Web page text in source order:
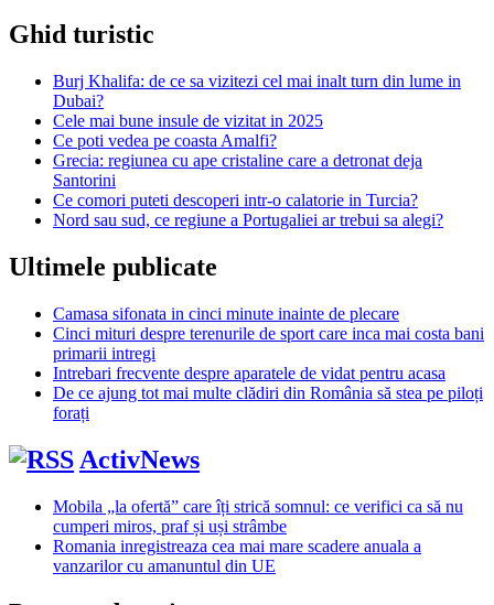
Ghid turistic
Burj Khalifa: de ce sa vizitezi cel mai inalt turn din lume in
Dubai?
Cele mai bune insule de vizitat in 2025
Ce poti vedea pe coasta Amalfi?
Grecia: regiunea cu ape cristaline care a detronat deja
Santorini
Ce comori puteti descoperi intr-o calatorie in Turcia?
Nord sau sud, ce regiune a Portugaliei ar trebui sa alegi?
Ultimele publicate
Camasa sifonata in cinci minute inainte de plecare
Cinci mituri despre terenurile de sport care inca mai costa bani
primarii intregi
Intrebari frecvente despre aparatele de vidat pentru acasa
De ce ajung tot mai multe clădiri din România să stea pe piloți
forați
ActivNews
Mobila „la ofertă” care îți strică somnul: ce verifici ca să nu
cumperi miros, praf și uși strâmbe
Romania inregistreaza cea mai mare scadere anuala a
vanzarilor cu amanuntul din UE